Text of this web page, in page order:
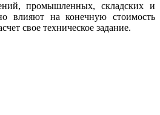
промышленных, складских и
влияют на конечную стоимость
свое техническое задание.